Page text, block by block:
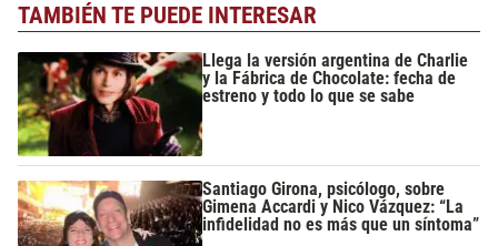
TAMBIÉN TE PUEDE INTERESAR
Llega la versión argentina de Charlie
y la Fábrica de Chocolate: fecha de
estreno y todo lo que se sabe
Santiago Girona, psicólogo, sobre
Gimena Accardi y Nico Vázquez: “La
infidelidad no es más que un síntoma”